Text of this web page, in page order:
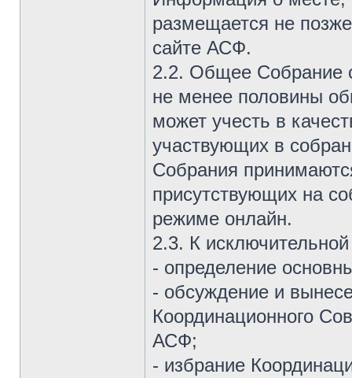
размещается не
сайте АСФ.
2.2. Общее Собрание
не менее половины
может учесть в
участвующих в
Собрания
присутствующих на
режиме онлайн.
2.3. К
- определение
- обсуждение и
Координационного
АСФ;
- избрание